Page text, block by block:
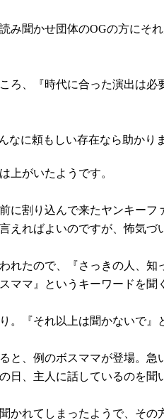
み聞かせ団体のOGの方に
、『時代に合った演出は
に頼もしい存在なら助か
上がいたようです。
に割り込んで来たヤンキー
ればよいのですが、怖気づ
れたので、『さっきの人、
ママ』というキーワードを
。『それ以上は聞かないで』
、例のボスママが登場。
、主人に話しているのを聞
れてしまったようで、そ